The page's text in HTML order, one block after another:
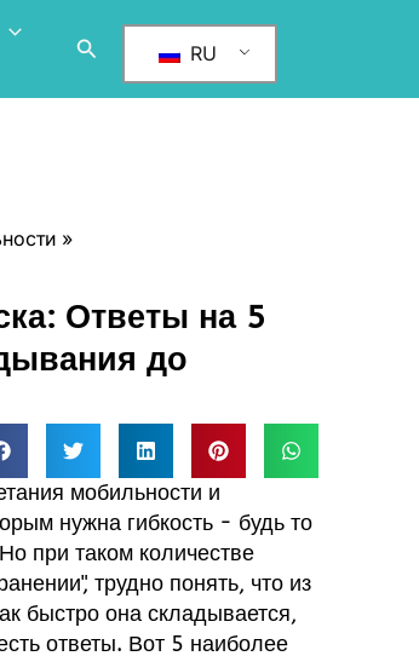
Поиск RU
Ответы на 5
до
мобильности и
нужна гибкость - будь то
при таком количестве
трудно понять, что из
быстро она складывается,
ответы. Вот 5 наиболее